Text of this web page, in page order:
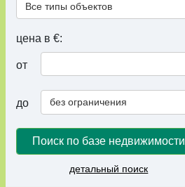
Все типы объектов
цена в €:
от
до без ограничения
Поиск по базе недвижимости
детальный поиск